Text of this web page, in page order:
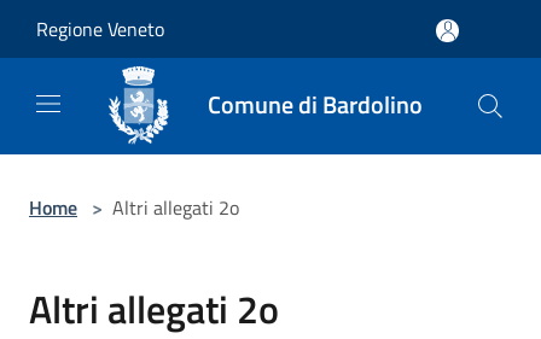
Regione Veneto
Comune di Bardolino
Home > Altri allegati 2o
Altri allegati 2o